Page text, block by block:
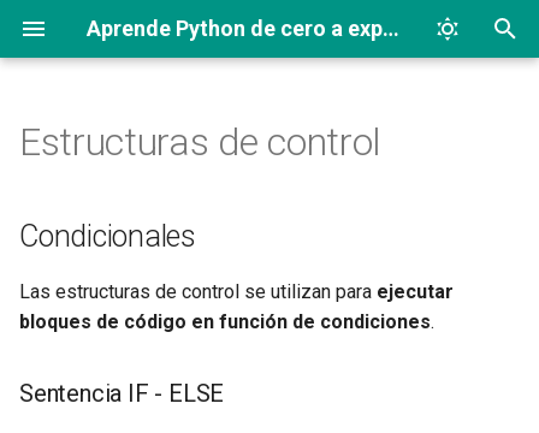
Aprende Python de cero a experto
a
i
Condicionales
Sentencia IF - ELSE
Bucles
Sentencia WHILE
Bucle WHILE con ELSE
Estructuras de control
Condicionales
Las estructuras de control se utilizan para ejecutar
bloques de código en función de condiciones.
Sentencia IF - ELSE